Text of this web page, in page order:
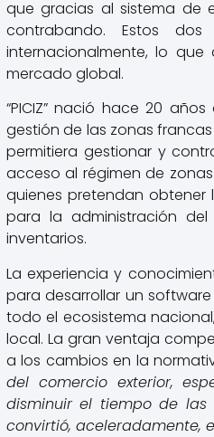
que gracias al sistema de
contrabando. Estos
internacionalmente, lo
mercado global.
“PICIZ” nació hace 20
gestión de las zonas
permitiera gestionar y
acceso al régimen de
quienes pretendan
para la administración
inventarios.
La experiencia y
para desarrollar un
todo el ecosistema
local. La gran ventaja
a los cambios en la
del comercio exterior,
disminuir el tiempo de las
convirtió, aceleradamente,